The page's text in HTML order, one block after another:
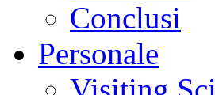
Conclusi
Personale